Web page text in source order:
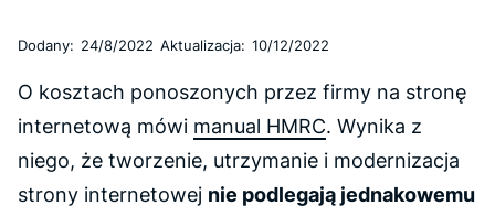
Dodany: 24/8/2022 Aktualizacja: 10/12/2022
O kosztach ponoszonych przez firmy na stronę
internetową mówi manual HMRC. Wynika z
niego, że tworzenie, utrzymanie i modernizacja
strony internetowej nie podlegają jednakowemu